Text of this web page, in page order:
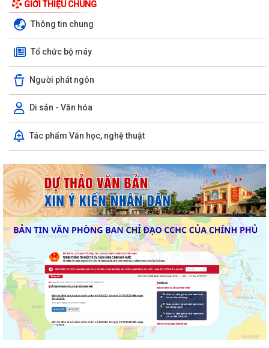
GIỚI THIỆU CHUNG
Thông tin chung
Tổ chức bộ máy
Người phát ngôn
Di sản - Văn hóa
Tác phẩm Văn học, nghệ thuật